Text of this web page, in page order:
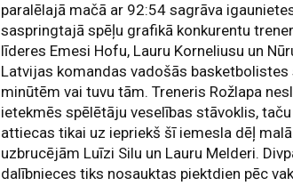
paralēlajā mačā ar 92:54 sagrāva
saspringtajā spēļu grafikā konkurentu
līderes Emesi Hofu, Lauru Korneliusu un
Latvijas komandas vadošās basketbolistes
minūtēm vai tuvu tām. Treneris Rožlapa
ietekmēs spēlētāju veselības stāvoklis,
attiecas tikai uz iepriekš šī iemesla dēļ
uzbrucējām Luīzi Silu un Lauru Melderi.
dalībnieces tiks nosauktas piektdien pēc